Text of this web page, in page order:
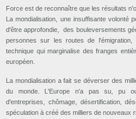
Force est de reconnaître que les résultats
La mondialisation, une insuffisante volonté
d'être approfondie, des bouleversements
personnes sur les routes de
technique qui marginalise des franges
européen.
La mondialisation a fait se déverser des
du monde. L'Europe n'a pas su, pu
d'entreprises, chômage, désertification,
spéculation à créé des milliers de nouveaux